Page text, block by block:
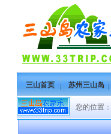
三山首页 苏州三山岛
您的位置：